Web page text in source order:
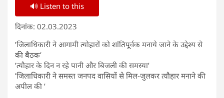
🔊 Listen to this
दिनांक: 02.03.2023
’जिलाधिकारी ने आगामी त्योहारों को शांतिपूर्वक मनाये जाने के उद्देश्य से
की बैठक’
’त्यौहार के दिन न रहे पानी और बिजली की समस्या’
’जिलाधिकारी ने समस्त जनपद वासियों से मिल-जुलकर त्यौहार मनाने की
अपील की ’